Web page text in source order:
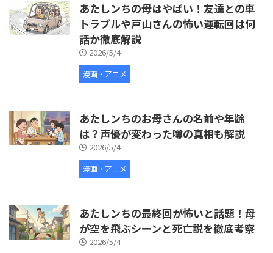
あたしンちの母はやばい！友達との車
トラブルや戸山さんの怖い運転回は何
話か徹底解説
2026/5/4
漫画・アニメ
あたしンちのお母さんの名前や年齢
は？声優が変わった噂の真相も解説
2026/5/4
漫画・アニメ
あたしンちの最終回が怖いと話題！母
が空を飛ぶシーンと死亡説を徹底考察
2026/5/4